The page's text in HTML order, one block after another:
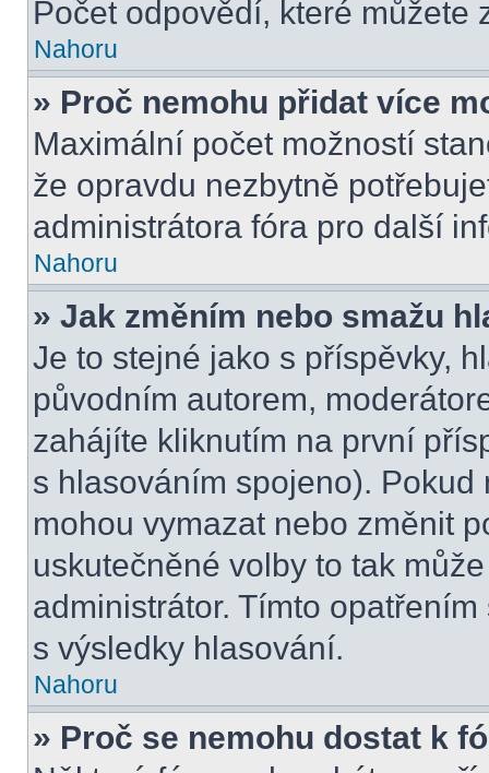
Počet odpovědí, které můžete
Nahoru
» Proč nemohu přidat více
Maximální počet možností
že opravdu nezbytně
administrátora fóra pro další
Nahoru
» Jak změním nebo smažu
Je to stejné jako s příspěvky,
původním autorem,
zahájíte kliknutím na první
s hlasováním spojeno).
mohou vymazat nebo změnit
uskutečněné volby to tak
administrátor. Tímto
s výsledky hlasování.
Nahoru
» Proč se nemohu dostat k